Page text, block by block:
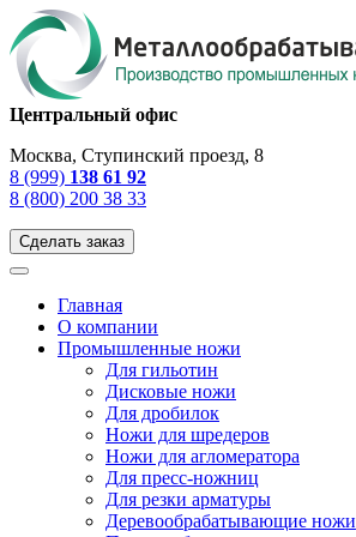
Центральный офис
Москва, Ступинский проезд, 8
8 (999) 138 61 92
8 (800) 200 38 33
Сделать заказ
Главная
О компании
Промышленные ножи
Для гильотин
Дисковые ножи
Для дробилок
Ножи для шредеров
Ножи для агломератора
Для пресс-ножниц
Для резки арматуры
Деревообрабатывающие ножи